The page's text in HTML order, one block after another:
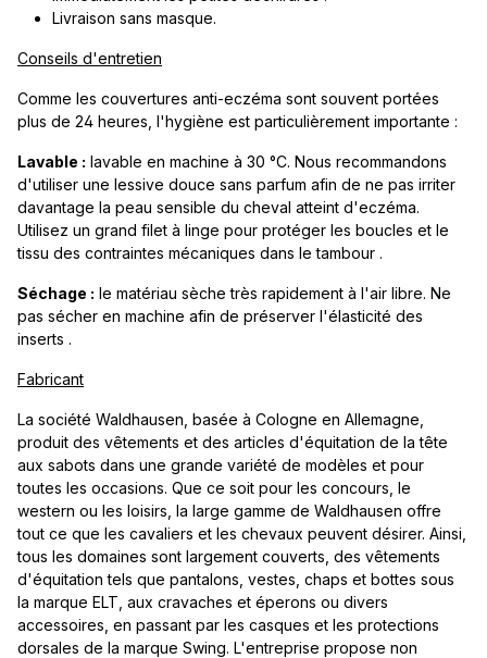
Livraison sans masque.
Conseils d'entretien
Comme les couvertures anti-eczéma sont souvent portées
plus de 24 heures, l'hygiène est particulièrement importante :
Lavable : lavable en machine à 30 °C. Nous recommandons
d'utiliser une lessive douce sans parfum afin de ne pas irriter
davantage la peau sensible du cheval atteint d'eczéma.
Utilisez un grand filet à linge pour protéger les boucles et le
tissu des contraintes mécaniques dans le tambour .
Séchage : le matériau sèche très rapidement à l'air libre. Ne
pas sécher en machine afin de préserver l'élasticité des
inserts .
Fabricant
La société Waldhausen, basée à Cologne en Allemagne,
produit des vêtements et des articles d'équitation de la tête
aux sabots dans une grande variété de modèles et pour
toutes les occasions. Que ce soit pour les concours, le
western ou les loisirs, la large gamme de Waldhausen offre
tout ce que les cavaliers et les chevaux peuvent désirer. Ainsi,
tous les domaines sont largement couverts, des vêtements
d'équitation tels que pantalons, vestes, chaps et bottes sous
la marque ELT, aux cravaches et éperons ou divers
accessoires, en passant par les casques et les protections
dorsales de la marque Swing. L'entreprise propose non